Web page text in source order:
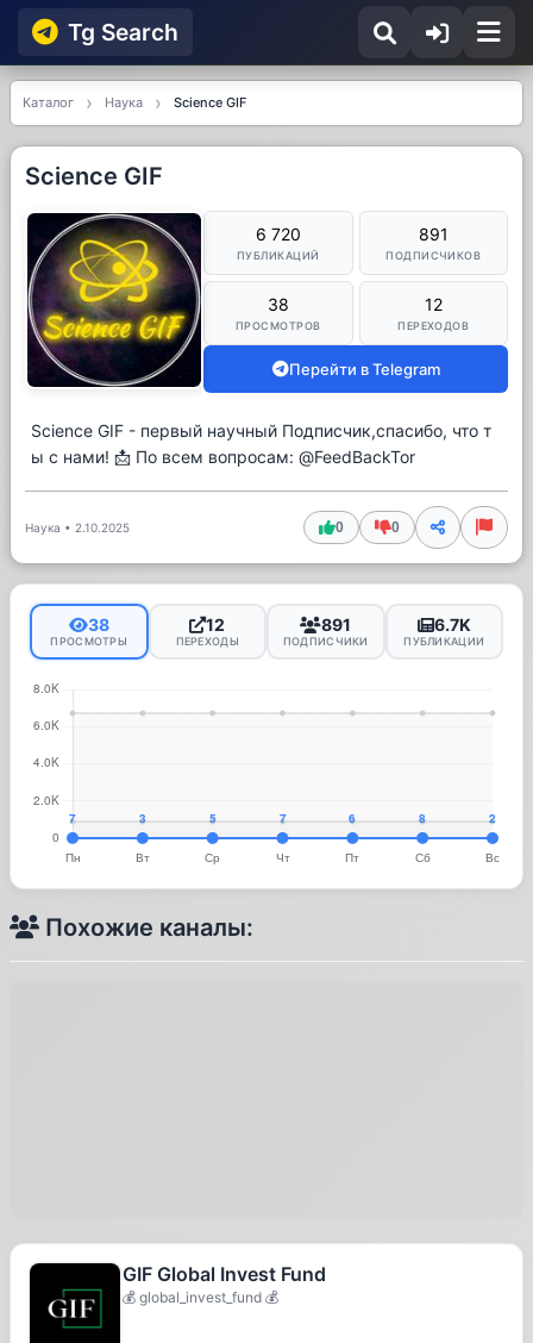
Tg Searсh
Каталог Наука Science GIF
Science GIF
6 720
ПУБЛИКАЦИЙ
891
ПОДПИСЧИКОВ
38
ПРОСМОТРОВ
12
ПЕРЕХОДОВ
Перейти в Telegram
Science GIF - первый научный Подписчик,спасибо, что т
ы с нами! 📩 По всем вопросам: @FeedBackTor
Наука • 2.10.2025 0 0
38
ПРОСМОТРЫ
12
ПЕРЕХОДЫ
891
ПОДПИСЧИКИ
6.7K
ПУБЛИКАЦИИ
Похожие каналы:
GIF Global Invest Fund
💰 global_invest_fund 💰